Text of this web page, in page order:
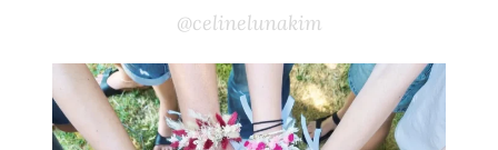
@celinelunakim